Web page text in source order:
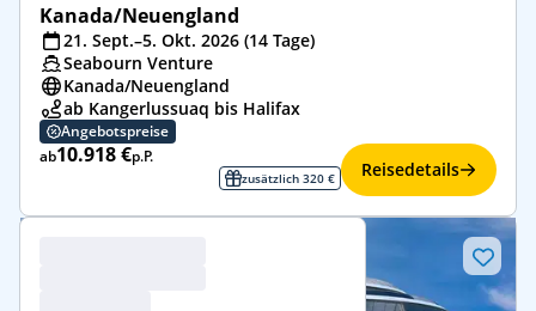
Kanada/Neuengland
21. Sept.–5. Okt. 2026 (14 Tage)
Seabourn Venture
Kanada/​Neuengland
ab Kangerlussuaq bis Halifax
Angebotspreise
ab10.918 €p.P.
zusätzlich 320 € Reisedetails